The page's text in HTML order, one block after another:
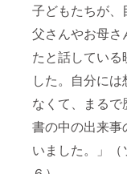
子どもたちが、
父さんやお母さ
たと話している
した。自分には
なくて、まる
書の中の出来事
いました。」（